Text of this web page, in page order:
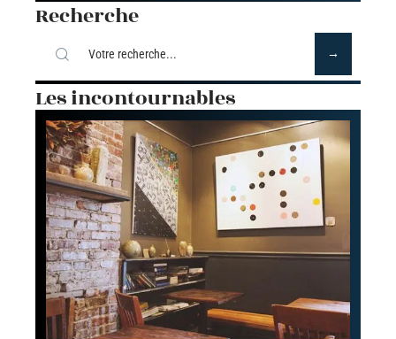
Recherche
Les incontournables